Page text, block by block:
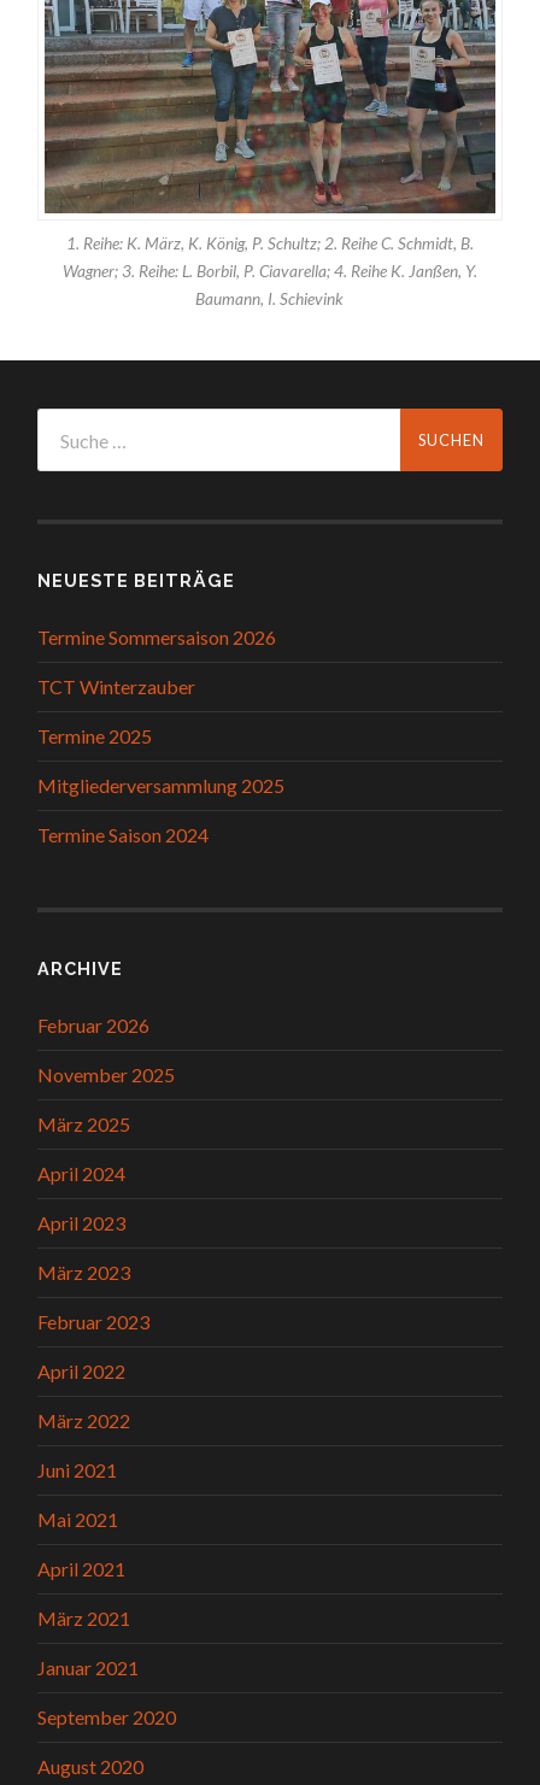
1. Reihe: K. März, K. König, P. Schultz; 2. Reihe C. Schmidt, B.
Wagner; 3. Reihe: L. Borbil, P. Ciavarella; 4. Reihe K. Janßen, Y.
Baumann, I. Schievink
NEUESTE BEITRÄGE
Termine Sommersaison 2026
TCT Winterzauber
Termine 2025
Mitgliederversammlung 2025
Termine Saison 2024
ARCHIVE
Februar 2026
November 2025
März 2025
April 2024
April 2023
März 2023
Februar 2023
April 2022
März 2022
Juni 2021
Mai 2021
April 2021
März 2021
Januar 2021
September 2020
August 2020